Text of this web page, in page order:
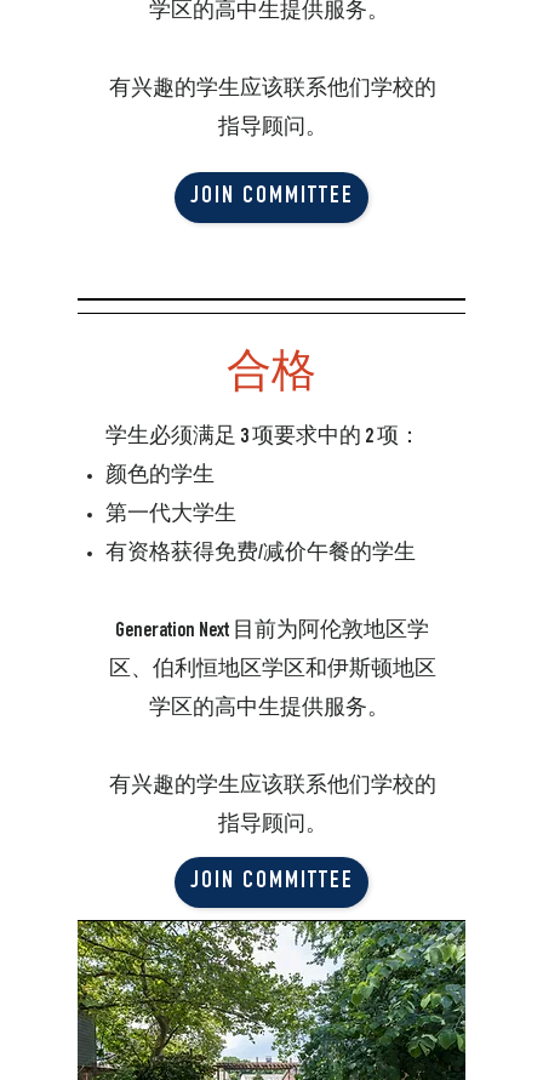
学区的高中生提供服务。
有兴趣的学生应该联系他们学校的
指导顾问。
JOIN COMMITTEE
合格
学生必须满足 3 项要求中的 2 项：
颜色的学生
第一代大学生
有资格获得免费/减价午餐的学生
Generation Next 目前为阿伦敦地区学
区、伯利恒地区学区和伊斯顿地区
学区的高中生提供服务。
有兴趣的学生应该联系他们学校的
指导顾问。
JOIN COMMITTEE